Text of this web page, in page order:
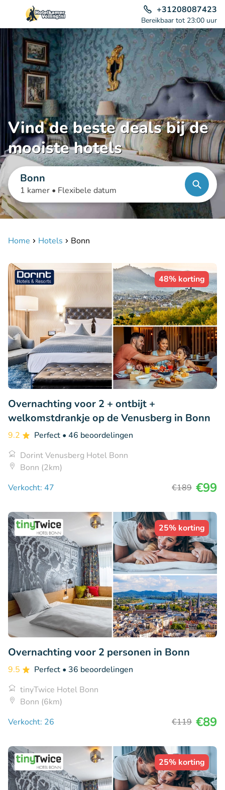
+31208087423
Bereikbaar tot 23:00 uur
Vind de beste deals bij de
mooiste hotels
Bonn
1 kamer • Flexibele datum
Home Hotels Bonn
48% korting
Overnachting voor 2 + ontbijt +
welkomstdrankje op de Venusberg in Bonn
9.2 Perfect • 46 beoordelingen
Dorint Venusberg Hotel Bonn
Bonn (2km)
Verkocht: 47
€189 €99
25% korting
Overnachting voor 2 personen in Bonn
9.5 Perfect • 36 beoordelingen
tinyTwice Hotel Bonn
Bonn (6km)
Verkocht: 26
€119 €89
25% korting